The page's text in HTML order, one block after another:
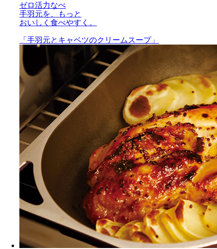
ゼロ活力なべ
手羽元を、もっと
おいしく食べやすく。
「手羽元とキャベツのクリームスープ」